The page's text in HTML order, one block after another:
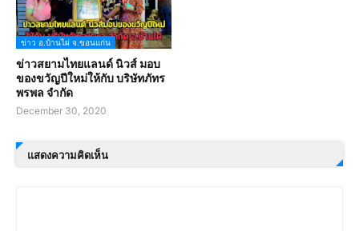
ข่าว อ.บ้านไผ่ จ.ขอนแก่น
ข่าวสยามไทยแลนด์ นิวส์ มอบ
ของขวัญปีใหม่ให้กับ บริษัทภัทร
พรพล จำกัด
December 30, 2020
แสดงความคิดเห็น